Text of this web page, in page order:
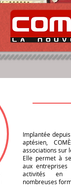
Implantée
aptésien,
associations sur
Elle permet à
aux entreprises
activités en
nombreuses